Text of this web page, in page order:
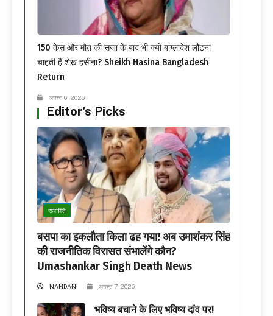
150 केस और मौत की सजा के बाद भी क्यों बांग्लादेश लौटना
चाहती हैं शेख हसीना? Sheikh Hasina Bangladesh
Return
अगस्त 6, 2026
Editor's Picks
राजनीति
बसपा का इकलौता किला ढह गया! अब उमाशंकर सिंह
की राजनीतिक विरासत संभालेंगे कौन?
Umashankar Singh Death News
NANDANI अगस्त 7, 2026
भविष्य बचाने के लिए भविष्य दांव पर!